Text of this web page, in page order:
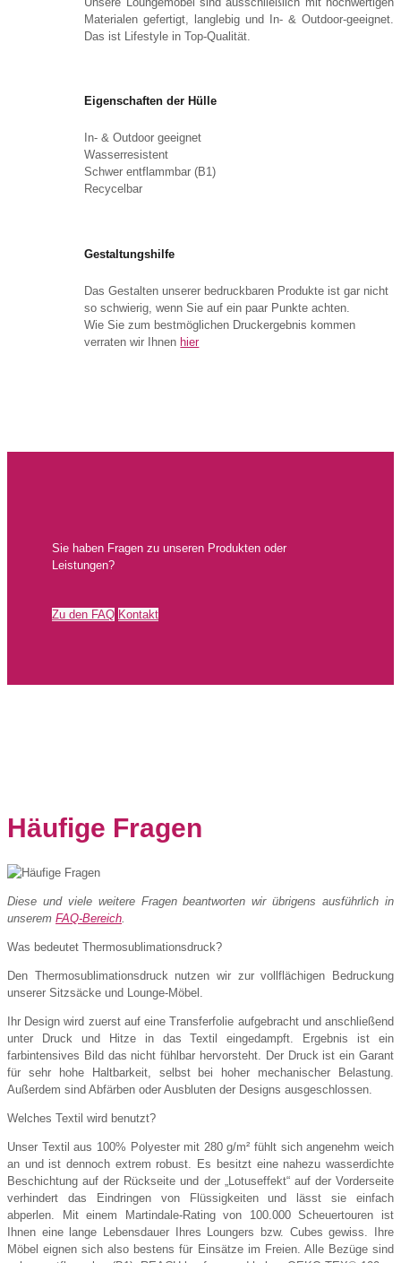
Materialen gefertigt, langlebig und In- & Outdoor-geeignet.
Das ist Lifestyle in Top-Qualität.
Eigenschaften der Hülle
In- & Outdoor geeignet
Wasserresistent
Schwer entflammbar (B1)
Recycelbar
Gestaltungshilfe
Das Gestalten unserer bedruckbaren Produkte ist gar nicht
so schwierig, wenn Sie auf ein paar Punkte achten.
Wie Sie zum bestmöglichen Druckergebnis kommen
verraten wir Ihnen hier
Sie haben Fragen zu unseren Produkten oder
Leistungen?
Zu den FAQ Kontakt
Häufige Fragen
Diese und viele weitere Fragen beantworten wir übrigens ausführlich in
unserem FAQ-Bereich
Was bedeutet Thermosublimationsdruck?
Den Thermosublimationsdruck nutzen wir zur vollflächigen Bedruckung
unserer Sitzsäcke und Lounge-Möbel.
Ihr Design wird zuerst auf eine Transferfolie aufgebracht und anschließend
unter Druck und Hitze in das Textil eingedampft. Ergebnis ist ein
farbintensives Bild das nicht fühlbar hervorsteht. Der Druck ist ein Garant
für sehr hohe Haltbarkeit, selbst bei hoher mechanischer Belastung.
Außerdem sind Abfärben oder Ausbluten der Designs ausgeschlossen.
Welches Textil wird benutzt?
Unser Textil aus 100% Polyester mit 280 g/m² fühlt sich angenehm weich
an und ist dennoch extrem robust. Es besitzt eine nahezu wasserdichte
Beschichtung auf der Rückseite und der „Lotuseffekt“ auf der Vorderseite
verhindert das Eindringen von Flüssigkeiten und lässt sie einfach
abperlen. Mit einem Martindale-Rating von 100.000 Scheuertouren ist
Ihnen eine lange Lebensdauer Ihres Loungers bzw. Cubes gewiss. Ihre
Möbel eignen sich also bestens für Einsätze im Freien. Alle Bezüge sind